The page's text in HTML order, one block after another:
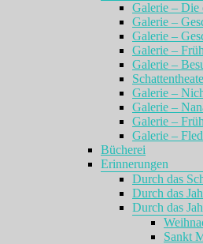
Galerie – Die
Galerie –
Galerie –
Galerie –
Galerie –
Galerie –
Galerie –
Galerie –
Galerie –
Bücherei
Erinnerungen
Durch das
Durch das
Durch das
Sankt